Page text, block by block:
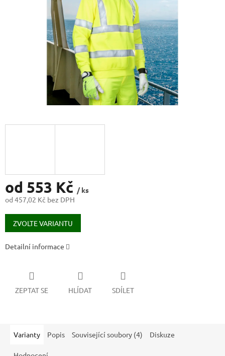
od 553 Kč / ks
od 457,02 Kč bez DPH
Měrná
cena:
ZVOLTE VARIANTU
Detailní informace
ZEPTAT SE HLÍDAT SDÍLET
Varianty Popis Související soubory (4) Diskuze